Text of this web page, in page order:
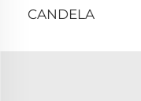
CANDELA